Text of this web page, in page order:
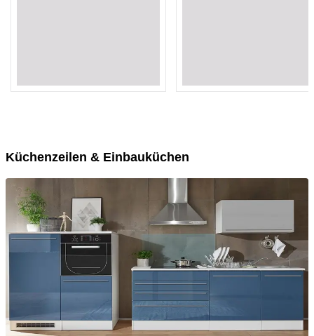
Küchenzeilen & Einbauküchen